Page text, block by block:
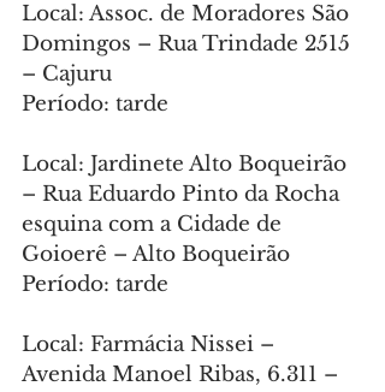
Local: Assoc. de Moradores São
Domingos – Rua Trindade 2515
– Cajuru
Período: tarde
Local: Jardinete Alto Boqueirão
– Rua Eduardo Pinto da Rocha
esquina com a Cidade de
Goioerê – Alto Boqueirão
Período: tarde
Local: Farmácia Nissei –
Avenida Manoel Ribas, 6.311 –